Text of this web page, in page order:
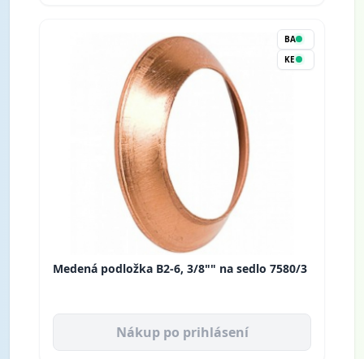
BA
KE
Medená podložka B2-6, 3/8"" na sedlo 7580/3
Nákup po prihlásení